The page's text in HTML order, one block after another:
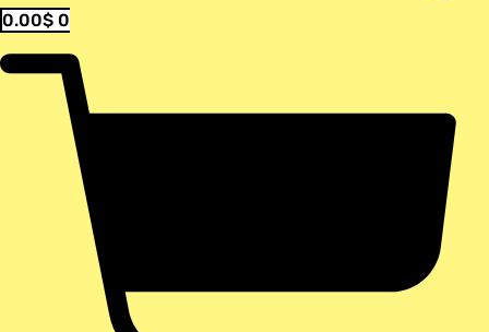
0.00$ 0